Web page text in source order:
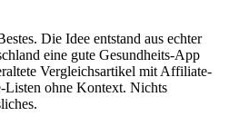
Die Idee entstand aus echter
eine gute Gesundheits-App
Vergleichsartikel mit Affiliate-
Listen ohne Kontext. Nichts